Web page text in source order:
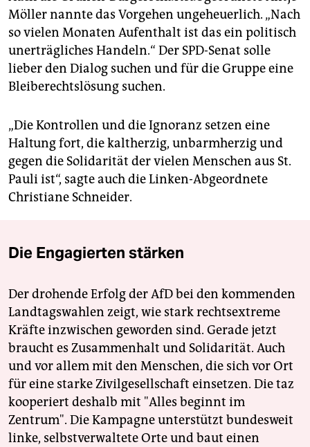
Möller nannte das Vorgehen ungeheuerlich. „Nach
so vielen Monaten Aufenthalt ist das ein politisch
unerträgliches Handeln.“ Der SPD-Senat solle
lieber den Dialog suchen und für die Gruppe eine
Bleiberechtslösung suchen.
„Die Kontrollen und die Ignoranz setzen eine
Haltung fort, die kaltherzig, unbarmherzig und
gegen die Solidarität der vielen Menschen aus St.
Pauli ist“, sagte auch die Linken-Abgeordnete
Christiane Schneider.
Die Engagierten stärken
Der drohende Erfolg der AfD bei den kommenden
Landtagswahlen zeigt, wie stark rechtsextreme
Kräfte inzwischen geworden sind. Gerade jetzt
braucht es Zusammenhalt und Solidarität. Auch
und vor allem mit den Menschen, die sich vor Ort
für eine starke Zivilgesellschaft einsetzen. Die taz
kooperiert deshalb mit "Alles beginnt im
Zentrum". Die Kampagne unterstützt bundesweit
linke, selbstverwaltete Orte und baut einen